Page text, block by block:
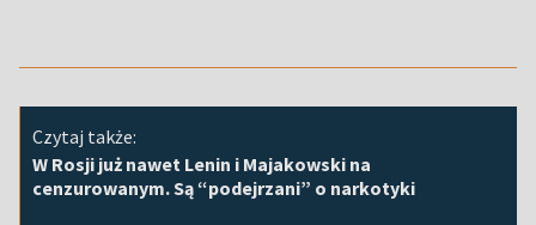
Czytaj także:
W Rosji już nawet Lenin i Majakowski na
cenzurowanym. Są “podejrzani” o narkotyki